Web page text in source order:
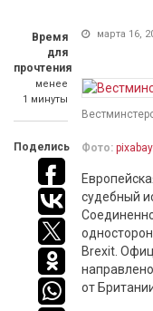
Время
для
прочтения
менее
1 минуты
Поделись
марта 16,
Фото:
судебный
Brexit.
от